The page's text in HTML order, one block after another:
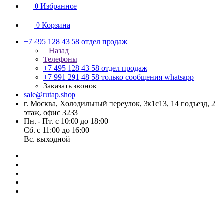
0 Избранное
0 Корзина
+7 495 128 43 58 отдел продаж
Назад
Телефоны
+7 495 128 43 58 отдел продаж
+7 991 291 48 58 только сообщения whatsapp
Заказать звонок
sale@rutap.shop
г. Москва, Холодильный переулок, 3к1с13, 14 подъезд, 2
этаж, офис 3233
Пн. - Пт. с 10:00 до 18:00
Сб. с 11:00 до 16:00
Вс. выходной